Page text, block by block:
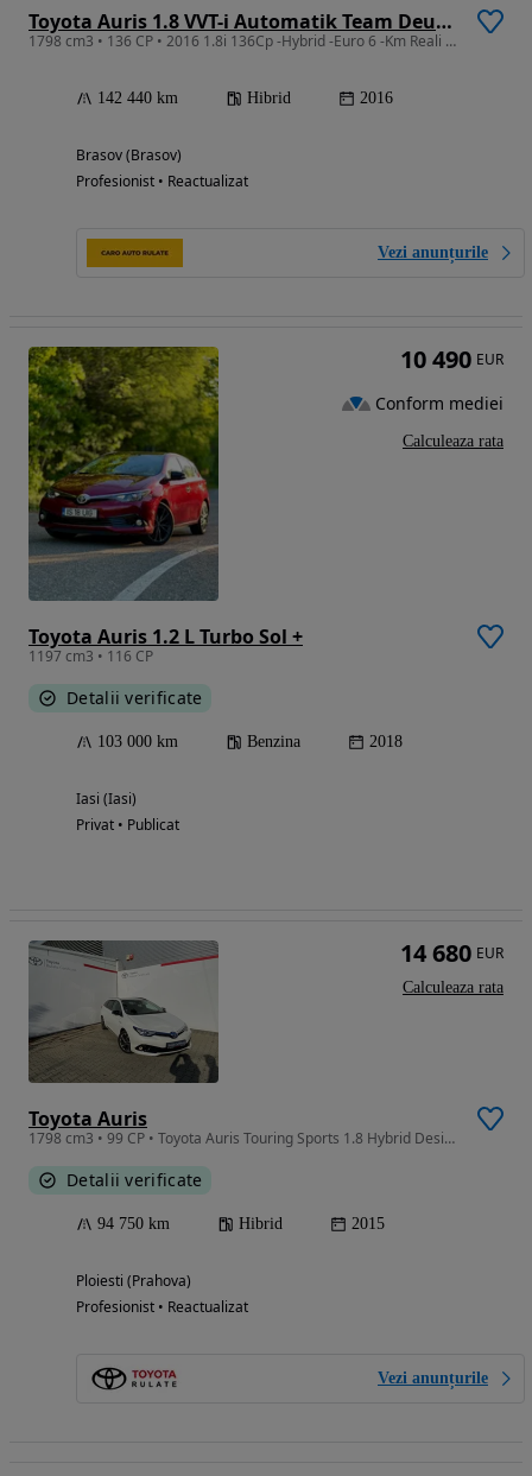
Toyota Auris 1.8 VVT-i Automatik Team Deutschland
1798 cm3 • 136 CP • 2016 1.8i 136Cp -Hybrid -Euro 6 -Km Reali -Parc Auto -Rate -GARANTIE
142 440 km Hibrid 2016
Brasov (Brasov)
Profesionist • Reactualizat
Vezi anunțurile
Toyota Auris 1.2 L Turbo Sol +
1197 cm3 • 116 CP
Detalii verificate
103 000 km Benzina 2018
Iasi (Iasi)
Privat • Publicat
10 490 EUR
Conform mediei
Calculeaza rata
Toyota Auris
1798 cm3 • 99 CP • Toyota Auris Touring Sports 1.8 Hybrid Design Edition
Detalii verificate
94 750 km Hibrid 2015
Ploiesti (Prahova)
Profesionist • Reactualizat
Vezi anunțurile
14 680 EUR
Calculeaza rata